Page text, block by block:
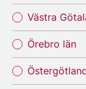
Västra
Örebro län